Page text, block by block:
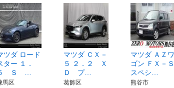
ツダ ロード
ター １．
Ｓ …
馬区
マツダ ＣＸ－
５ ２．２ Ｘ
Ｄ プ…
葛飾区
マツダ ＡＺワ
ゴン ＦＸ－Ｓ
スペシ…
熊谷市